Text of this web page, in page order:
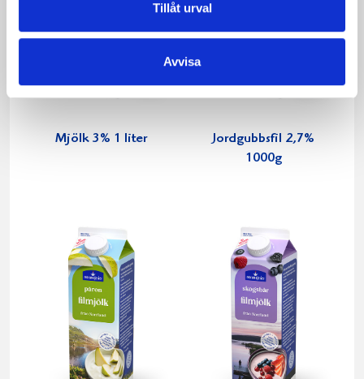
Tillåt urval
Avvisa
Mjölk 3% 1 liter
Jordgubbsfil 2,7%
1000g